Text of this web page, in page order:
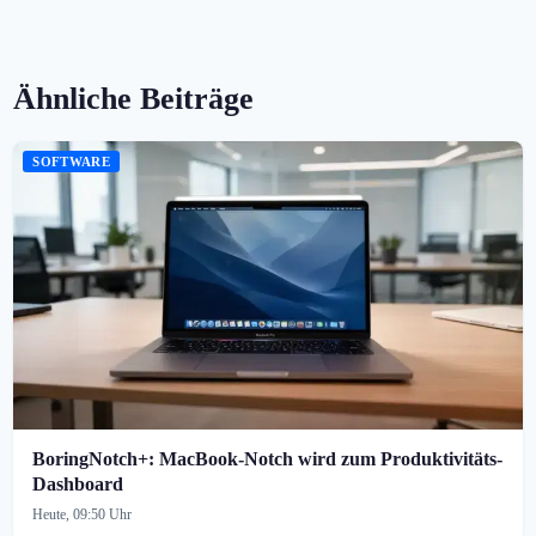
Ähnliche Beiträge
SOFTWARE
BoringNotch+: MacBook-Notch wird zum Produktivitäts-
Dashboard
Heute, 09:50 Uhr